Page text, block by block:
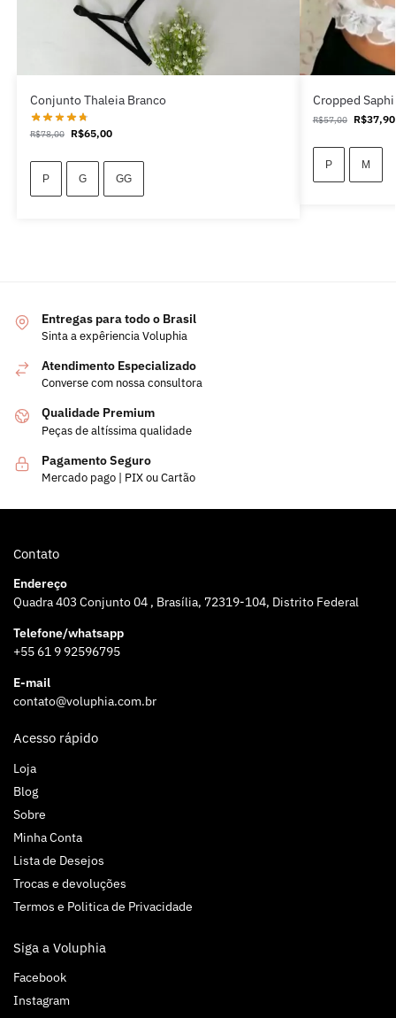
Conjunto Thaleia Branco
R$78,00 R$65,00
P G GG
Cropped
R$57,00 R$37,90
P M
Entregas para todo o Brasil
Sinta a expêriencia Voluphia
Atendimento Especializado
Converse com nossa consultora
Qualidade Premium
Peças de altíssima qualidade
Pagamento Seguro
Mercado pago | PIX ou Cartão
Contato
Endereço
Quadra 403 Conjunto 04 , Brasília, 72319-104, Distrito Federal
Telefone/whatsapp
+55 61 9 92596795
E-mail
contato@voluphia.com.br
Acesso rápido
Loja
Blog
Sobre
Minha Conta
Lista de Desejos
Trocas e devoluções
Termos e Politica de Privacidade
Siga a Voluphia
Facebook
Instagram